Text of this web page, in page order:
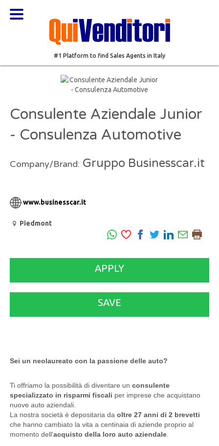
#1 Platform to find Sales Agents in Italy
Consulente Aziendale Junior
- Consulenza Automotive
Company/Brand: Gruppo Businesscar.it
www.businesscar.it
Piedmont
APPLY
SAVE
Sei un neolaureato con la passione delle auto?
Ti offriamo la possibilità di diventare un consulente
specializzato in risparmi fiscali per imprese che acquistano
nuove auto aziendali.
La nostra società è depositaria da oltre 27 anni di 2 brevetti
che hanno cambiato la vita a centinaia di aziende proprio al
momento dell'acquisto della loro auto aziendale.